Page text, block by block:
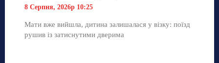
8 Серпня, 2026р 10:25
Мати вже вийшла, дитина залишалася у візку: поїзд
рушив із затиснутими дверима